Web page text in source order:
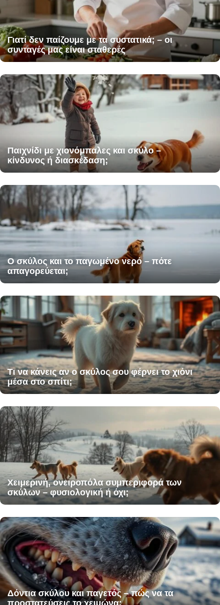
Γιατί δεν παίζουμε με τα συστατικά; – οι
συνταγές μας είναι σταθερές
Παιχνίδι με χιονόμπαλες και σκύλο –
κίνδυνος ή διασκέδαση;
Ο σκύλος και το παγωμένο νερό – πότε
απαγορεύεται;
Τι να κάνεις αν ο σκύλος σου φέρνει το χιόνι
μέσα στο σπίτι;
Χειμερινή, ονειροπόλα συμπεριφορά των
σκύλων – φυσιολογική ή όχι;
Δόντια σκύλου και παγετός – πώς να τα